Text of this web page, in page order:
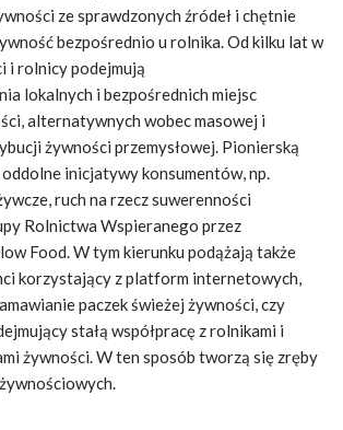
ze sprawdzonych źródeł i chętnie
bezpośrednio u rolnika. Od kilku lat w
i rolnicy podejmują
lokalnych i bezpośrednich miejsc
alternatywnych wobec masowej i
żywności przemysłowej. Pionierską
inicjatywy konsumentów, np.
ruch na rzecz suwerenności
Rolnictwa Wspieranego przez
Food. W tym kierunku podążają także
korzystający z platform internetowych,
paczek świeżej żywności, czy
stałą współpracę z rolnikami i
żywności. W ten sposób tworzą się zręby